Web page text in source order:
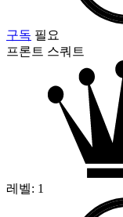
구독 필요
프론트 스쿼트
레벨: 1